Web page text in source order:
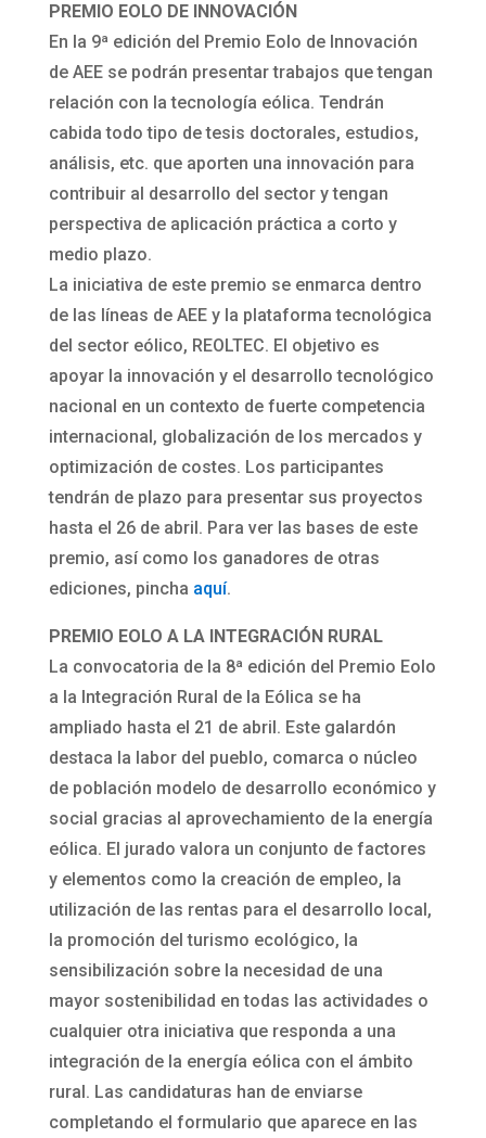
PREMIO EOLO DE INNOVACIÓN
En la 9ª edición del Premio Eolo de Innovación
de AEE se podrán presentar trabajos que tengan
relación con la tecnología eólica. Tendrán
cabida todo tipo de tesis doctorales, estudios,
análisis, etc. que aporten una innovación para
contribuir al desarrollo del sector y tengan
perspectiva de aplicación práctica a corto y
medio plazo.
La iniciativa de este premio se enmarca dentro
de las líneas de AEE y la plataforma tecnológica
del sector eólico, REOLTEC. El objetivo es
apoyar la innovación y el desarrollo tecnológico
nacional en un contexto de fuerte competencia
internacional, globalización de los mercados y
optimización de costes. Los participantes
tendrán de plazo para presentar sus proyectos
hasta el 26 de abril. Para ver las bases de este
premio, así como los ganadores de otras
ediciones, pincha aquí.
PREMIO EOLO A LA INTEGRACIÓN RURAL
La convocatoria de la 8ª edición del Premio Eolo
a la Integración Rural de la Eólica se ha
ampliado hasta el 21 de abril. Este galardón
destaca la labor del pueblo, comarca o núcleo
de población modelo de desarrollo económico y
social gracias al aprovechamiento de la energía
eólica. El jurado valora un conjunto de factores
y elementos como la creación de empleo, la
utilización de las rentas para el desarrollo local,
la promoción del turismo ecológico, la
sensibilización sobre la necesidad de una
mayor sostenibilidad en todas las actividades o
cualquier otra iniciativa que responda a una
integración de la energía eólica con el ámbito
rural. Las candidaturas han de enviarse
completando el formulario que aparece en las